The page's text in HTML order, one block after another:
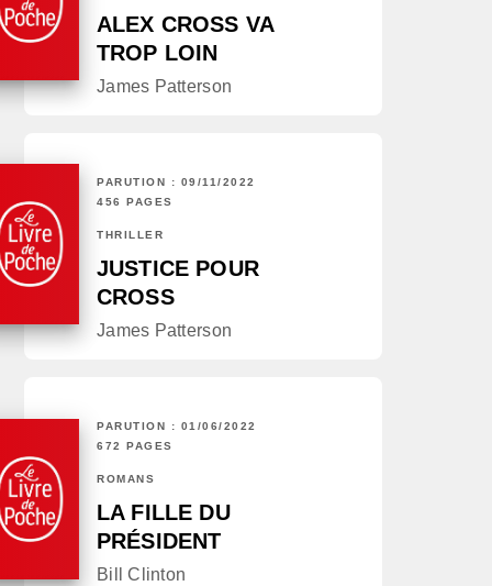
ALEX CROSS VA
TROP LOIN
James Patterson
PARUTION : 09/11/2022
456 PAGES
THRILLER
JUSTICE POUR
CROSS
James Patterson
PARUTION : 01/06/2022
672 PAGES
ROMANS
LA FILLE DU
PRÉSIDENT
Bill Clinton